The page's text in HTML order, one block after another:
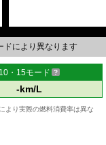
ドにより異なります
10・15モード
-km/L
より実際の燃料消費率は異な